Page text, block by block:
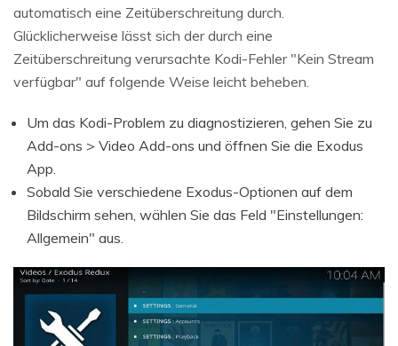
automatisch eine Zeitüberschreitung durch.
Glücklicherweise lässt sich der durch eine
Zeitüberschreitung verursachte Kodi-Fehler "Kein Stream
verfügbar" auf folgende Weise leicht beheben.
Um das Kodi-Problem zu diagnostizieren, gehen Sie zu
Add-ons > Video Add-ons und öffnen Sie die Exodus
App.
Sobald Sie verschiedene Exodus-Optionen auf dem
Bildschirm sehen, wählen Sie das Feld "Einstellungen:
Allgemein" aus.